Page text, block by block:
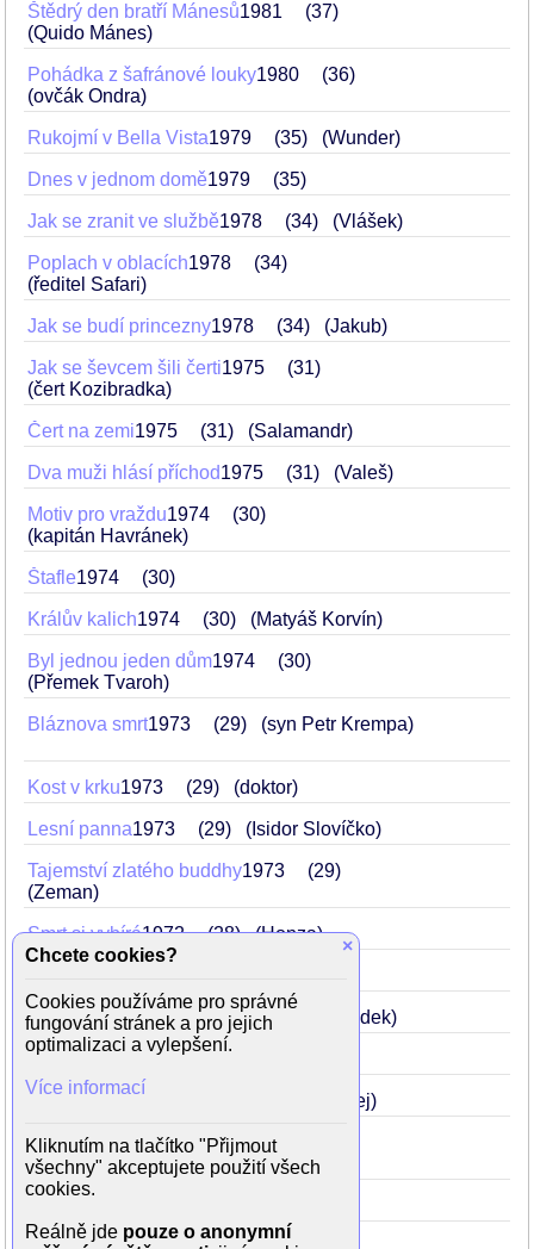
Štědrý den bratří Mánesů1981
37
(Quido Mánes)
Pohádka z šafránové louky1980
36
(ovčák Ondra)
Rukojmí v Bella Vista1979 35 (Wunder)
Dnes v jednom domě1979 35
Jak se zranit ve službě1978 34 (Vlášek)
Poplach v oblacích1978
34
(ředitel Safari)
Jak se budí princezny1978 34 (Jakub)
Jak se ševcem šili čerti1975
31
(čert Kozibradka)
Čert na zemi1975 31 (Salamandr)
Dva muži hlásí příchod1975 31 (Valeš)
Motiv pro vraždu1974
30
(kapitán Havránek)
Štafle1974 30
Králův kalich1974 30 (Matyáš Korvín)
Byl jednou jeden dům1974
30
(Přemek Tvaroh)
Bláznova smrt1973 29 (syn Petr Krempa)
Kost v krku1973 29 (doktor)
Lesní panna1973 29 (Isidor Slovíčko)
Tajemství zlatého buddhy1973
29
(Zeman)
Smrt si vybírá1972 28 (Honza)
My tři a pes z pětipes1971 (Houdek)
Zlý dům 27
O princezně ve věži (Ondřej)
Obr z Černé skály1969
25
(obrův sluha Ketit)
×
Chcete cookies?
Cookies používáme pro správné
fungování stránek a pro jejich
optimalizaci a vylepšení.
Více informací
Kliknutím na tlačítko "Přijmout
všechny" akceptujete použití všech
cookies.
Reálně jde pouze o anonymní